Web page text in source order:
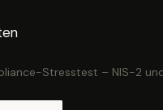
Stresstest – NIS-2